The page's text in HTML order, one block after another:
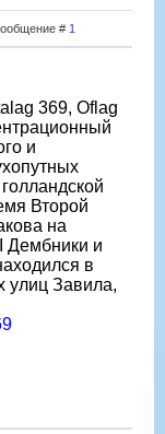
# 1
369, Oflag
и
Второй
на
Дембники и
в
улиц Завила,